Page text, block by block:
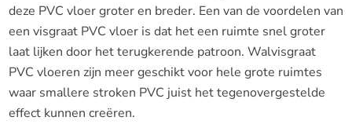
deze PVC vloer groter en breder. Een van de voordelen van
een visgraat PVC vloer is dat het een ruimte snel groter
laat lijken door het terugkerende patroon. Walvisgraat
PVC vloeren zijn meer geschikt voor hele grote ruimtes
waar smallere stroken PVC juist het tegenovergestelde
effect kunnen creëren.